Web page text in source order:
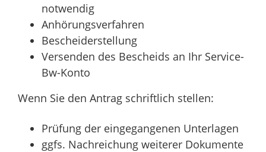
notwendig
Anhörungsverfahren
Bescheiderstellung
Versenden des Bescheids an Ihr Service-
Bw-Konto
Wenn Sie den Antrag schriftlich stellen:
Prüfung der eingegangenen Unterlagen
ggfs. Nachreichung weiterer Dokumente